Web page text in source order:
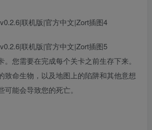
。您需要在完成每个关卡之前生存下来。
致命生物，以及地图上的陷阱和其他意想
能会导致您的死亡。